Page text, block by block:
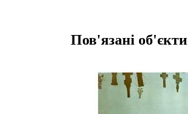
Пов'язані об'єкти